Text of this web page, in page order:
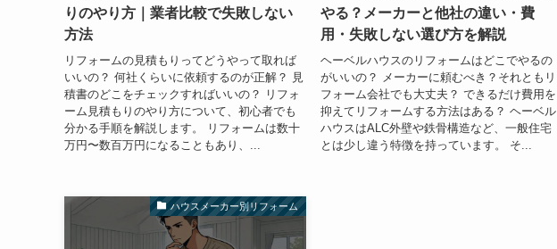
りのやり方｜業者比較で失敗しない
方法
リフォームの見積もりってどうやって取れば
いいの？ 何社くらいに依頼するのが正解？ 見
積書のどこをチェックすればいいの？ リフォ
ーム見積もりのやり方について、初心者でも
分かる手順を解説します。 リフォームは数十
万円〜数百万円になることもあり、...
やる？メーカーと他社の違い・費
用・失敗しない選び方を解説
ヘーベルハウスのリフォームはどこでやるの
がいいの？ メーカーに頼むべき？それともリ
フォーム会社でも大丈夫？ できるだけ費用を
抑えてリフォームする方法はある？ ヘーベル
ハウスはALC外壁や鉄骨構造など、一般住宅
とは少し違う特徴を持っています。 そ...
ハウスメーカー別リフォーム